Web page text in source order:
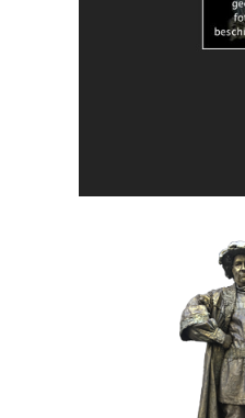
018
BRONS